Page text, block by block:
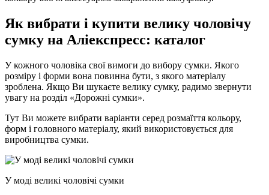
Як вибрати і купити велику чоловічу
сумку на Аліекспресс: каталог
У кожного чоловіка свої вимоги до вибору сумки. Якого
розміру і форми вона повинна бути, з якого матеріалу
зроблена. Якщо Ви шукаєте велику сумку, радимо звернути
увагу на розділ «Дорожні сумки».
Тут Ви можете вибрати варіанти серед розмаїття кольору,
форм і головного матеріалу, який використовується для
виробництва сумки.
У моді великі чоловічі сумки